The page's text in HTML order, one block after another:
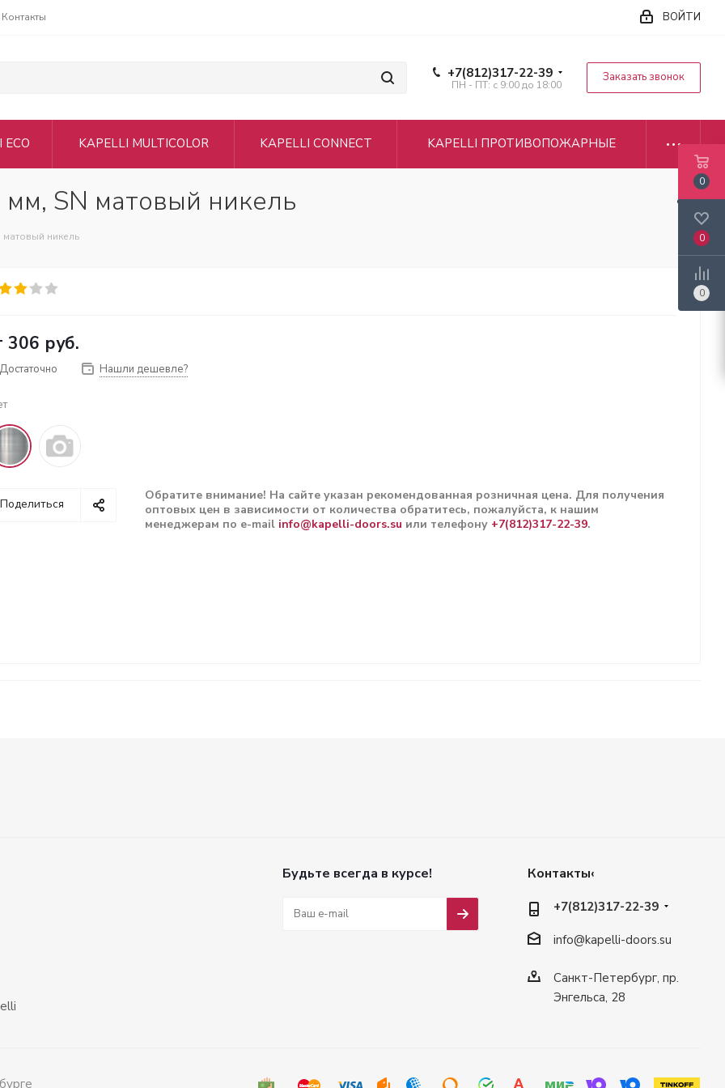
Контакты ВОЙТИ
+7(812)317-22-39
ПН - ПТ: с 9:00 до 18:00
Заказать звонок
ECO KAPELLI MULTICOLOR KAPELLI CONNECT KAPELLI ПРОТИВОПОЖАРНЫЕ
SN матовый никель
никель
306 руб.
Нашли дешевле?
Поделиться
Обратите внимание! На сайте указан рекомендованная розничная цена. Для получения
оптовых цен в зависимости от количества обратитесь, пожалуйста, к нашим
менеджерам по e-mail info@kapelli-doors.su или телефону +7(812)317-22-39.
Будьте всегда в курсе! Контакты‹
+7(812)317-22-39
info@kapelli-doors.su
Санкт-Петербург, пр.
Энгельса, 28
0
0
0